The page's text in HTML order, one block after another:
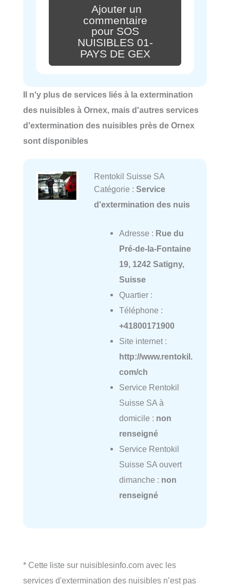
Ajouter un
commentaire
pour SOS
NUISIBLES 01-
PAYS DE GEX
Il n'y plus de services liés à la extermination
des nuisibles à Ornex, mais d'autres services
d'extermination des nuisibles près de Ornex
sont disponibles
Rentokil Suisse SA
Catégorie : Service
d'extermination des nuis
Adresse : Rue du
Pré-de-la-Fontaine
19, 1242 Satigny,
Suisse
Quartier :
Téléphone :
+41800171900
Site internet :
http://www.rentokil.
com/ch
Service Rentokil
Suisse SA à
domicile : non
renseigné
Service Rentokil
Suisse SA ouvert
dimanche : non
renseigné
* Cette liste sur nuisiblesinfo.com avec les
services d'extermination des nuisibles n’est pas